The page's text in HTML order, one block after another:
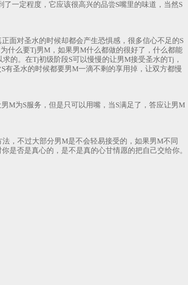
一定程度，它应该很高兴的品尝S嘴里的味道，当然S
面对圣水的时候却都会产生恐惧感，很多信心不足的S
什么要Tj男M，如果男M什么都做的很好了，什么都能
的。在Tj初级阶段S可以慢慢的让男M接受圣水的Tj，
有圣水的时候都要男M一滴不剩的享用掉，让双方都慢
M为S服务，但是只可以用嘴，当S满足了，答应让男M
，不过大部分男M是不会轻易接受的，如果男M不同
是否是真心的，是不是真的心甘情愿的把自己交给你。